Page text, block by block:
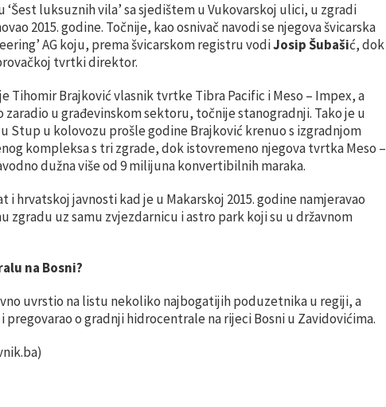
luksuznih vila’ sa sjedištem u Vukovarskoj ulici, u zgradi
2015. godine. Točnije, kao osnivač navodi se njegova švicarska
AG koju, prema švicarskom registru vodiJosip Šubašić, dok
tvrtki direktor.
Tihomir Brajković vlasnik tvrtke Tibra Pacific i Meso – Impex, a
zaradio u građevinskom sektoru, točnije stanogradnji. Tako je u
Stup u kolovozu prošle godine Brajković krenuo s izgradnjom
kompleksa s tri zgrade, dok istovremeno njegova tvrtka Meso –
dužna više od 9 milijuna konvertibilnih maraka.
i hrvatskoj javnosti kad je u Makarskoj 2015. godine namjeravao
zgradu uz samu zvjezdarnicu i astro park koji su u državnom
na Bosni?
uvrstio na listu nekoliko najbogatijih poduzetnika u regiji, a
i pregovarao o gradnji hidrocentrale na rijeci Bosni u Zavidovićima.